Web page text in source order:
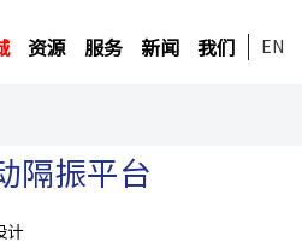
资源 服务 新闻 我们 EN
隔振平台
计